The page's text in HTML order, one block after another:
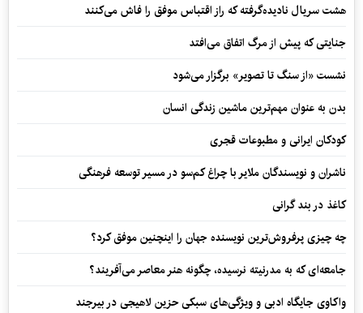
هشت سریال نادیده‌گرفته که راز اقتباس موفق را فاش می‌کنند
جنایتی که پیش از مرگ اتفاق می‌افتد
نشست «از سنگ تا تصویر» برگزار می‌شود
بدن به عنوان مهم‌ترین ماشین زندگی انسان
کودکان ایرانی و مطبوعات قجری
ناشران و نویسندگان ملایر با چراغ کم‌سو در مسیر توسعه فرهنگی
کاغذ در بند گرانی
چه چیزی پرفروش‌ترین نویسنده جهان را اینچنین موفق کرد؟
جامعه‌ای که به مدرنیته نرسیده، چگونه هنر معاصر می‌آفریند؟
واکاوی جایگاه ادبی و ویژگی‌های سبکی حزین لاهیجی در بیرجند